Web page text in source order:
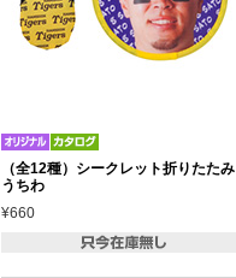
（全12種）シークレット折りたたみ
うちわ
¥660